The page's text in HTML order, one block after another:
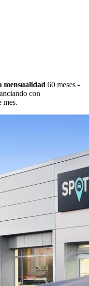
mensualidad 60 meses -
con